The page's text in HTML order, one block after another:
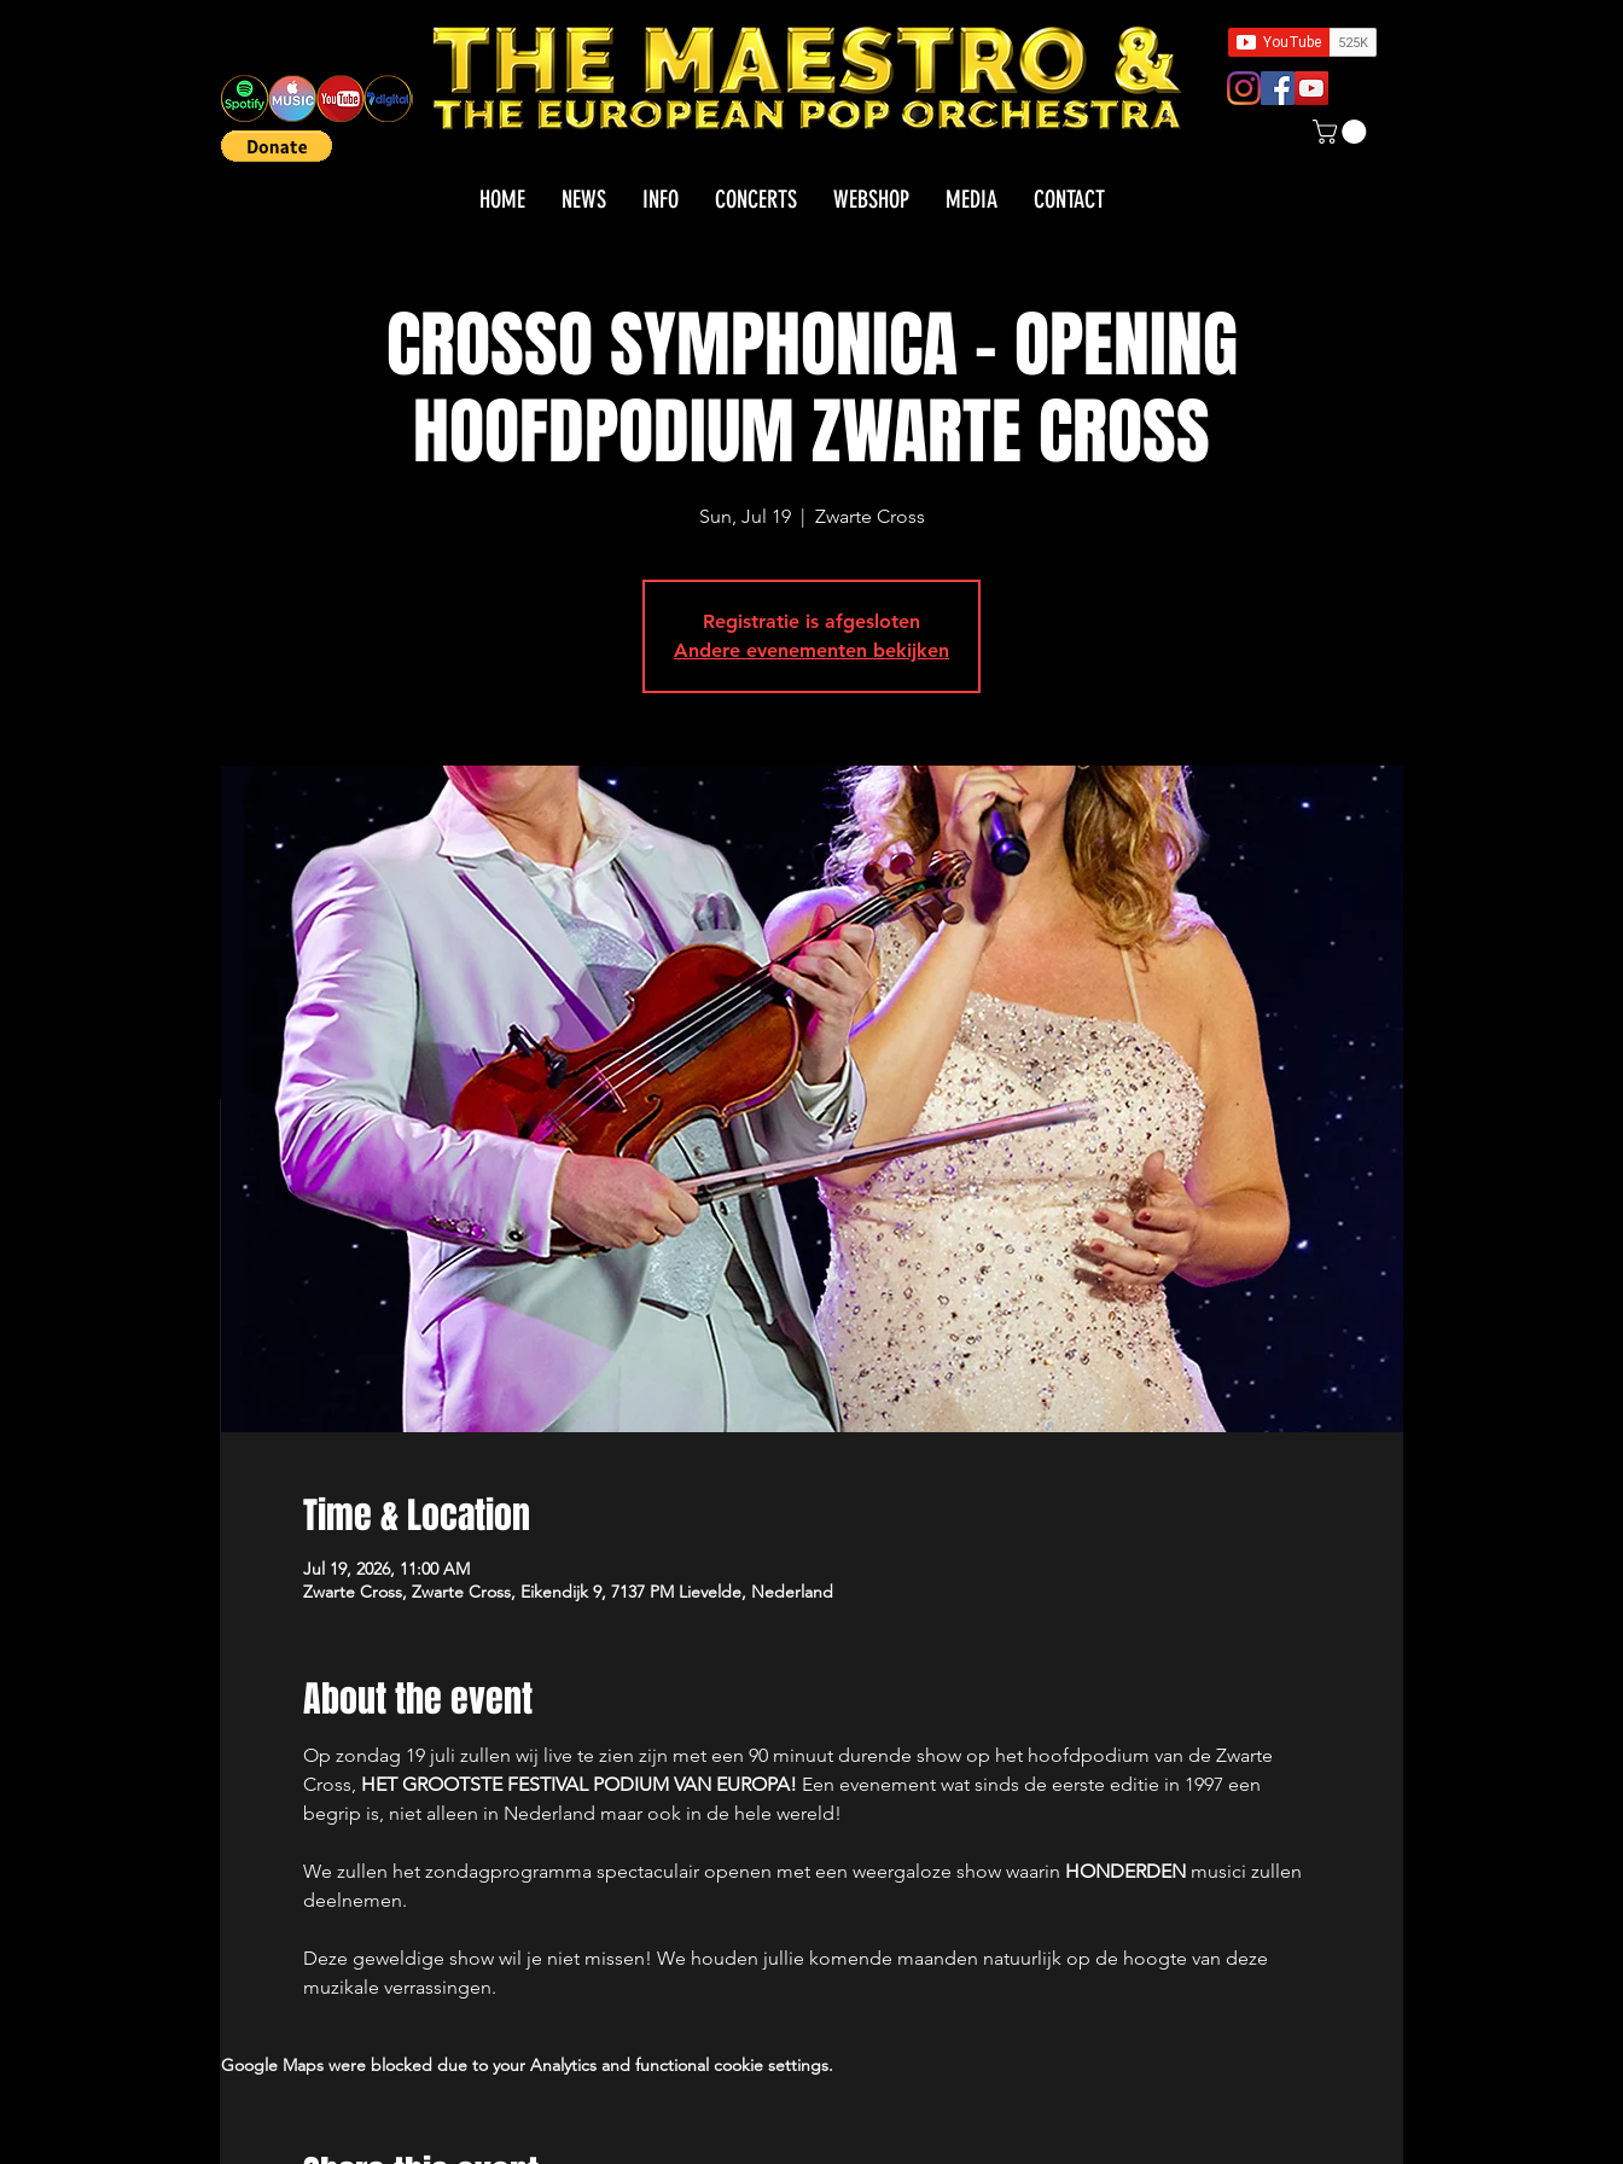
HOME NEWS INFO CONCERTS WEBSHOP MEDIA CONTACT
CROSSO SYMPHONICA - OPENING
HOOFDPODIUM ZWARTE CROSS
Sun, Jul 19
  |
Zwarte Cross
Registratie is afgesloten
Andere evenementen bekijken
Time & Location
Jul 19, 2026, 11:00 AM
Zwarte Cross, Zwarte Cross, Eikendijk 9, 7137 PM Lievelde, Nederland
About the event
Op zondag 19 juli zullen wij live te zien zijn met een 90 minuut durende show op het hoofdpodium van de Zwarte
Cross, HET GROOTSTE FESTIVAL PODIUM VAN EUROPA! Een evenement wat sinds de eerste editie in 1997 een
begrip is, niet alleen in Nederland maar ook in de hele wereld!
We zullen het zondagprogramma spectaculair openen met een weergaloze show waarin HONDERDEN musici zullen
deelnemen.
Deze geweldige show wil je niet missen! We houden jullie komende maanden natuurlijk op de hoogte van deze
muzikale verrassingen.
Google Maps were blocked due to your Analytics and functional cookie settings.